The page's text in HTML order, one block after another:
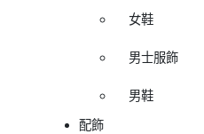
女鞋
男士服飾
男鞋
配飾